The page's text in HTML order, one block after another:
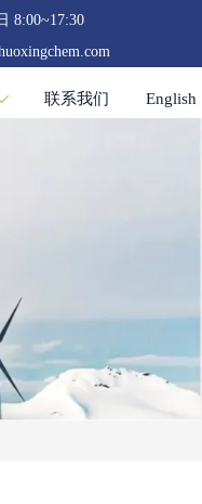
8:00~17:30
联系我们 English